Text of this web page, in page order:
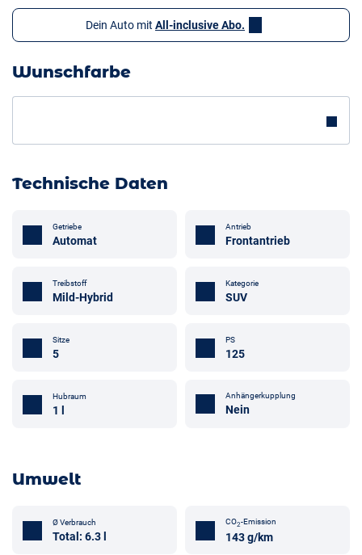
Dein Auto mit All-inclusive Abo.
Wunschfarbe
Technische Daten
Getriebe
Automat
Antrieb
Frontantrieb
Treibstoff
Mild-Hybrid
Kategorie
SUV
Sitze
5
PS
125
Hubraum
1 l
Anhängerkupplung
Nein
Umwelt
Ø Verbrauch
Total: 6.3 l
CO2-Emission
143 g/km